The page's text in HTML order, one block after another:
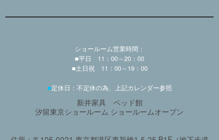
ショールーム営業時間：
■平日 11：00～20：00
■土日祝 11：00～19：00
■定休日：不定休の為、上記カレンダー参照
新井家具 ベッド館
汐留東京ショールーム ショールームオープン